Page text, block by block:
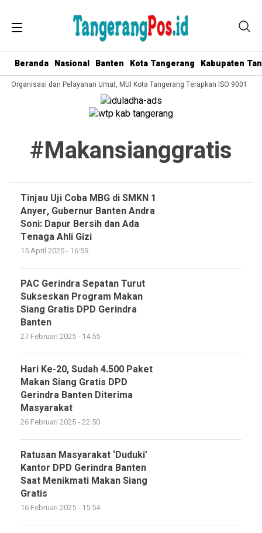
Beranda Nasional Banten Kota Tangerang Kabupaten
Organisasi dan Pelayanan Umat, MUI Kota Tangerang Terapkan ISO 9001:2015
#makansianggratis
Tinjau Uji Coba MBG di SMKN 1
Anyer, Gubernur Banten Andra
Soni: Dapur Bersih dan Ada
Tenaga Ahli Gizi
15 April 2025 - 16:59
PAC Gerindra Sepatan Turut
Sukseskan Program Makan
Siang Gratis DPD Gerindra
Banten
27 Februari 2025 - 14:55
Hari Ke-20, Sudah 4.500 Paket
Makan Siang Gratis DPD
Gerindra Banten Diterima
Masyarakat
26 Februari 2025 - 22:50
Ratusan Masyarakat ‘Duduki’
Kantor DPD Gerindra Banten
Saat Menikmati Makan Siang
Gratis
16 Februari 2025 - 15:54